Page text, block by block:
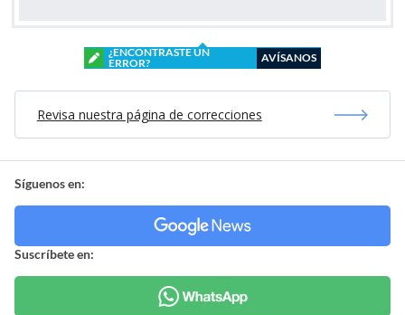
¿ENCONTRASTE UN
ERROR?
AVÍSANOS
Revisa nuestra página de correcciones
Síguenos en:
Suscríbete en: